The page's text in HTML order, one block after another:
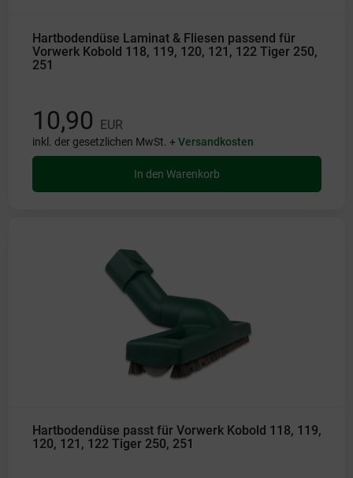
Hartbodendüse Laminat & Fliesen passend für
Vorwerk Kobold 118, 119, 120, 121, 122 Tiger 250,
251
10,90 EUR
inkl. der gesetzlichen MwSt. +Versandkosten
In den Warenkorb
Hartbodendüse passt für Vorwerk Kobold 118, 119,
120, 121, 122 Tiger 250, 251